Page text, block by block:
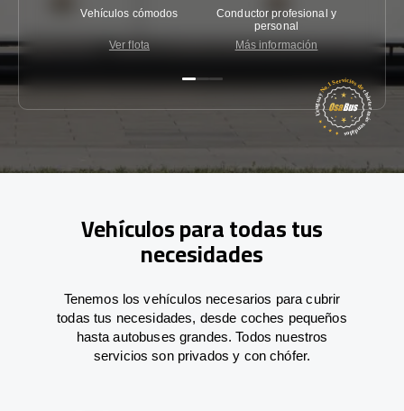
Vehículos cómodos
Ver flota
Conductor profesional y
personal
Más información
Vehículos para todas tus
necesidades
Tenemos los vehículos necesarios para cubrir
todas tus necesidades, desde coches pequeños
hasta autobuses grandes. Todos nuestros
servicios son privados y con chófer.